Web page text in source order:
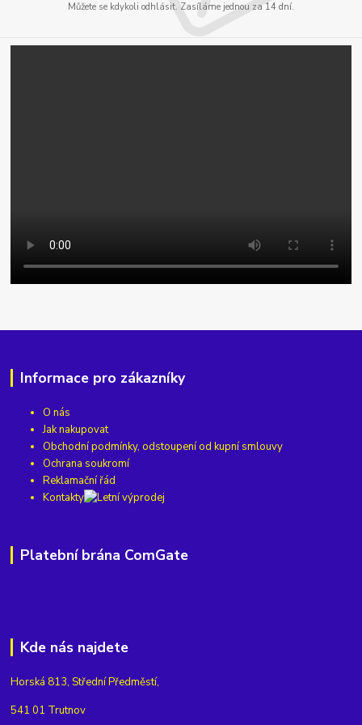
Můžete se kdykoli odhlásit. Zasíláme jednou za 14 dní.
Informace pro zákazníky
O nás
Jak nakupovat
Obchodní podmínky, odstoupení od kupní smlouvy
Ochrana soukromí
Reklamační řád
Kontakty
Platební brána ComGate
Kde nás najdete
Horská 813, Střední Předměstí,
541 01 Trutnov